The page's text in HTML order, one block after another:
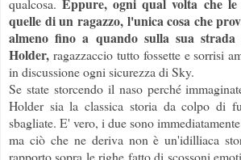
qualcosa.Eppure, ogni qual volta che
quelle di un ragazzo, l'unica cosa che
almeno fino a quando sulla sua strada
Holder, ragazzaccio tutto fossette e sorrisi
in discussione ogni sicurezza di Sky.
Se state storcendo il naso perché
Holder sia la classica storia da colpo di
sbagliate. E' vero, i due sono
ma ciò che ne deriva non è un'idilliaca
rapporto sopra le righe fatto di scossoni